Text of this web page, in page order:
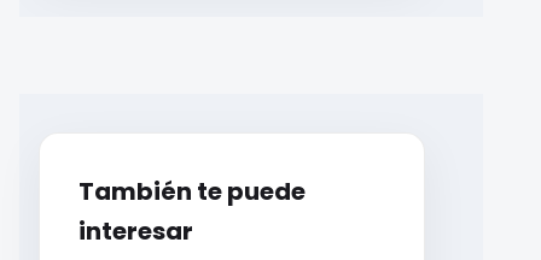
También te puede
interesar